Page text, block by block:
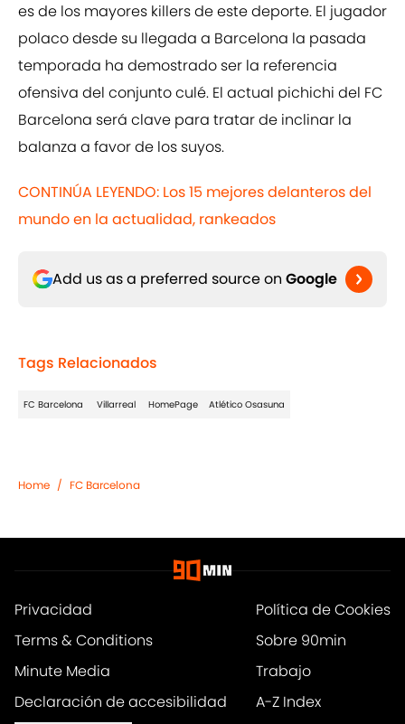
es de los mayores killers de este deporte. El jugador
polaco desde su llegada a Barcelona la pasada
temporada ha demostrado ser la referencia
ofensiva del conjunto culé. El actual pichichi del FC
Barcelona será clave para tratar de inclinar la
balanza a favor de los suyos.
CONTINÚA LEYENDO: Los 15 mejores delanteros del
mundo en la actualidad, rankeados
Add us as a preferred source on Google
Tags Relacionados
FC Barcelona Villarreal HomePage Atlético Osasuna
Home / FC Barcelona
Privacidad
Política de Cookies
Terms & Conditions
Sobre 90min
Minute Media
Trabajo
Declaración de accesibilidad
A-Z Index